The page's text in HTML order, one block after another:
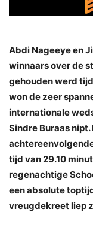
Abdi Nageeye en
winnaars over de
gehouden werd
won de zeer
internationale
Sindre Buraas
tijd van 29.10
regenachtige
een absolute
vreugdekreet liep